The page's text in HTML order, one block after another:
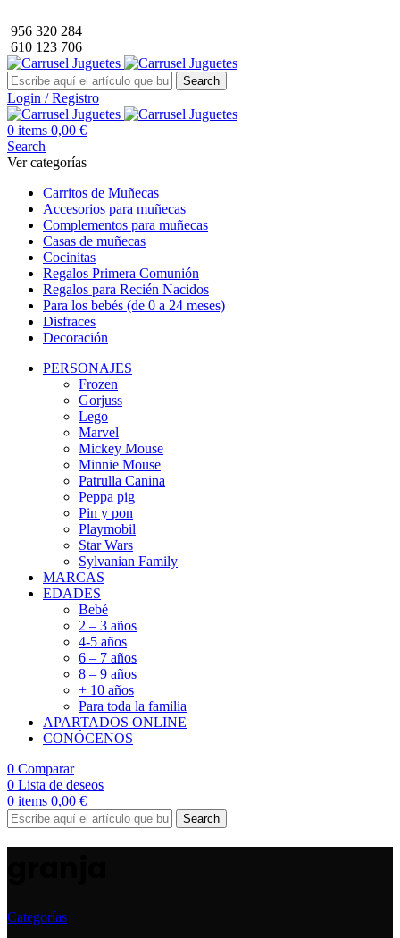
956 320 284
610 123 706
Search
Login / Registro
0 items 0,00 €
Search
Ver categorías
Carritos de Muñecas
Accesorios para muñecas
Complementos para muñecas
Casas de muñecas
Cocinitas
Regalos Primera Comunión
Regalos para Recién Nacidos
Para los bebés (de 0 a 24 meses)
Disfraces
Decoración
PERSONAJES
Frozen
Gorjuss
Lego
Marvel
Mickey Mouse
Minnie Mouse
Patrulla Canina
Peppa pig
Pin y pon
Playmobil
Star Wars
Sylvanian Family
MARCAS
EDADES
Bebé
2 – 3 años
4-5 años
6 – 7 años
8 – 9 años
+ 10 años
Para toda la familia
APARTADOS ONLINE
CONÓCENOS
0 Comparar
0 Lista de deseos
0 items 0,00 €
Search
Categorías